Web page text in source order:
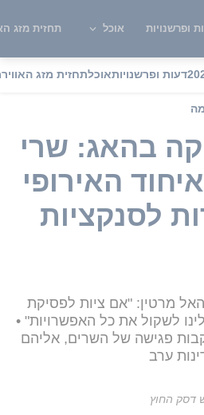
ופרשנויות אוכל תחזית מזג
דעות ופרשנויותאוכלתחזית מזג האוויר
בהאג: שרי
האירופי
לסנקציות
מרטין: "אם ציות לפסיקת
לשקול את כל האפשרויות" •
פגישה של השרים, אליהם
ערב
דסק החוץ